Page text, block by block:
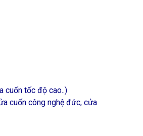
cuốn tốc độ cao..)
cuốn công nghệ đức, cửa